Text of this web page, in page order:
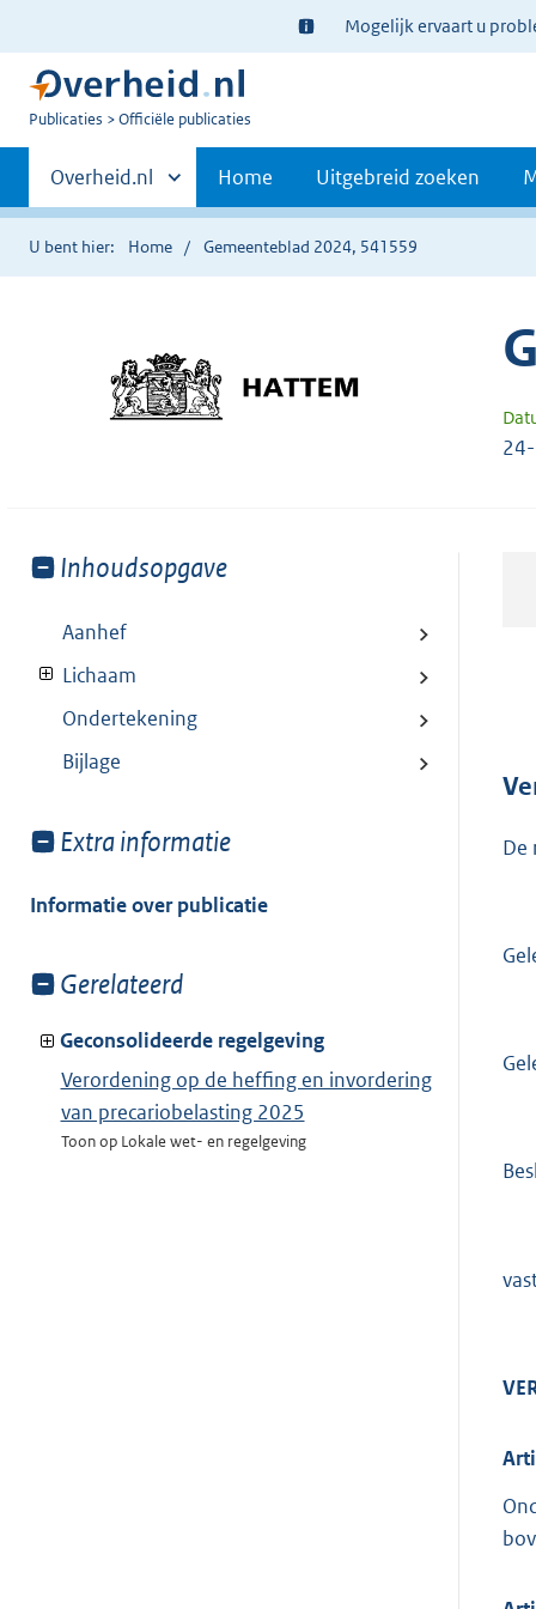
Ter
informatie:
Mogelijk ervaart u
U
Publicaties Officiële publicaties
Primaire
navigatie
Andere
sites
binnen
Overheid.nl Home Uitgebreid zoeken
U bent hier: Home Gemeenteblad 2024, 541559
Toon
van:
Inhoudsopgave
Aanhef
Lichaam
Ondertekening
Bijlage
Toon
van:
Extra informatie
Informatie over publicatie
Toon
van:
Gerelateerd
Geconsolideerde regelgeving
Verordening op de heffing en invordering
van precariobelasting 2025
Toon op Lokale wet- en regelgeving
De